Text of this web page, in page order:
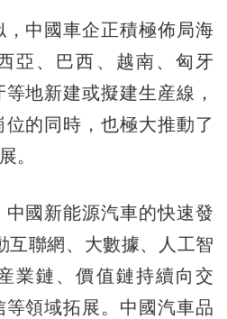
中國車企正積極佈局海
亞、巴西、越南、匈牙
地新建或擬建生産線，
的同時，也極大推動了
。
國新能源汽車的快速發
互聯網、大數據、人工智
業鏈、價值鏈持續向交
領域拓展。中國汽車品